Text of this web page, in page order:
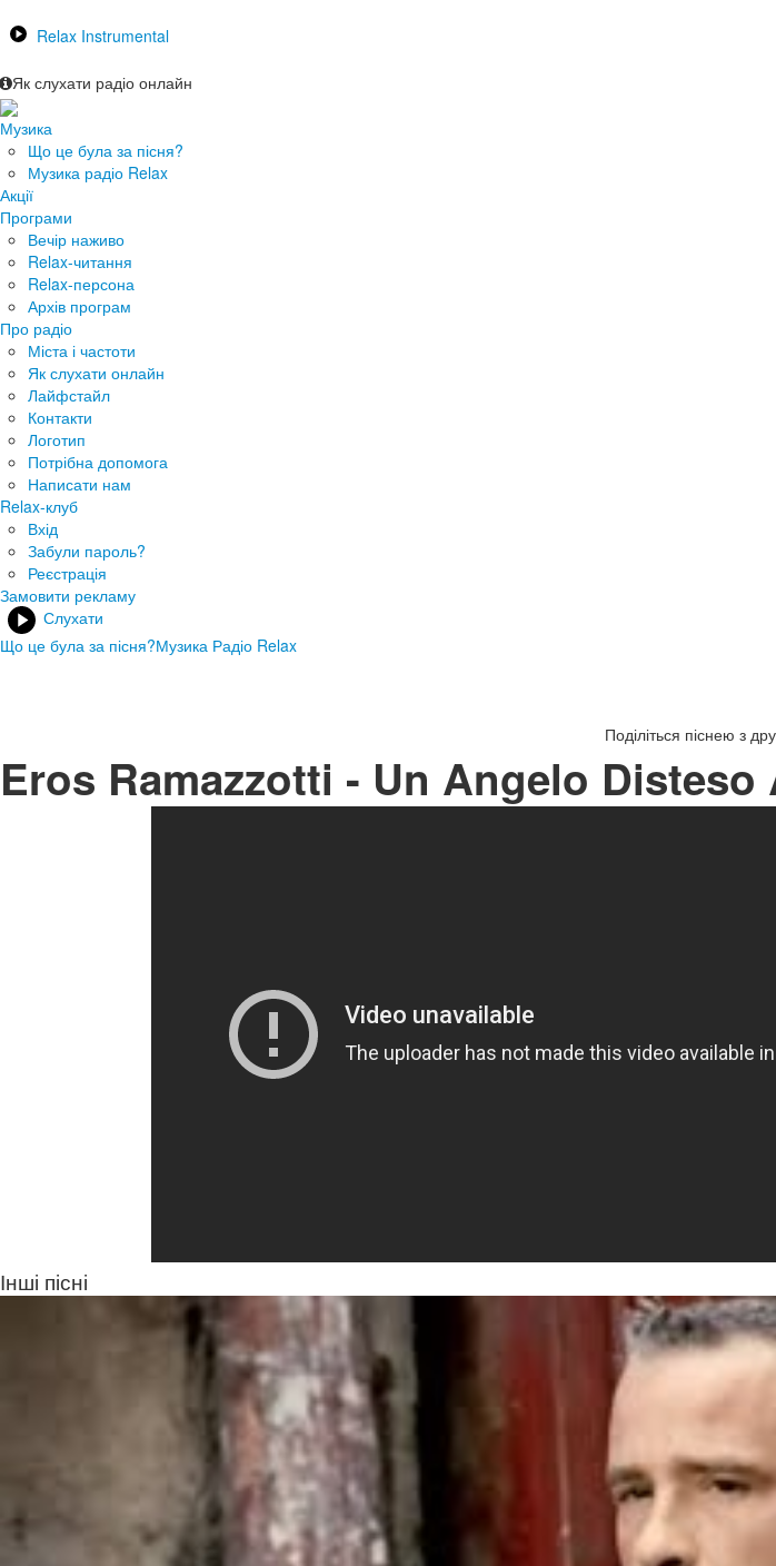
Relax Instrumental
Як слухати радіо онлайн
Музика
Що це була за пісня?
Музика радіо Relax
Акції
Програми
Вечір наживо
Relax-читання
Relax-персона
Архів програм
Про радіо
Міста і частоти
Як слухати онлайн
Лайфстайл
Контакти
Логотип
Потрібна допомога
Написати нам
Relax-клуб
Вхід
Забули пароль?
Реєстрація
Замовити рекламу
Слухати
Що це була за пісня?Музика Радіо Relax
Поділіться піснею з
Eros Ramazzotti - Un Angelo Disteso
Інші пісні